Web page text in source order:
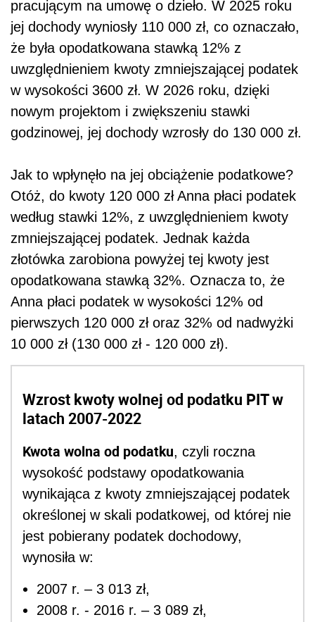
pracującym na umowę o dzieło. W 2025 roku
jej dochody wyniosły 110 000 zł, co oznaczało,
że była opodatkowana stawką 12% z
uwzględnieniem kwoty zmniejszającej podatek
w wysokości 3600 zł. W 2026 roku, dzięki
nowym projektom i zwiększeniu stawki
godzinowej, jej dochody wzrosły do 130 000 zł.
Jak to wpłynęło na jej obciążenie podatkowe?
Otóż, do kwoty 120 000 zł Anna płaci podatek
według stawki 12%, z uwzględnieniem kwoty
zmniejszającej podatek. Jednak każda
złotówka zarobiona powyżej tej kwoty jest
opodatkowana stawką 32%. Oznacza to, że
Anna płaci podatek w wysokości 12% od
pierwszych 120 000 zł oraz 32% od nadwyżki
10 000 zł (130 000 zł - 120 000 zł).
Wzrost kwoty wolnej od podatku PIT w
latach 2007-2022
Kwota wolna od podatku, czyli roczna
wysokość podstawy opodatkowania
wynikająca z kwoty zmniejszającej podatek
określonej w skali podatkowej, od której nie
jest pobierany podatek dochodowy,
wynosiła w:
2007 r. – 3 013 zł,
2008 r. - 2016 r. – 3 089 zł,